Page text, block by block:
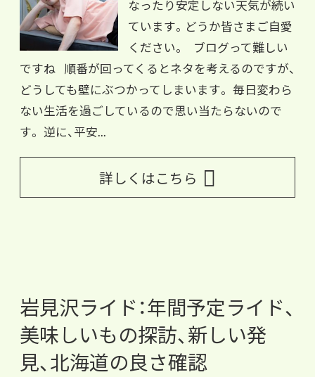
なったり安定しない天気が続い
ています。どうか皆さまご自愛
ください。 ブログって難しい
ですね 順番が回ってくるとネタを考えるのですが、
どうしても壁にぶつかってしまいます。 毎日変わら
ない生活を過ごしているので思い当たらないので
す。 逆に、平安...
詳しくはこちら
岩見沢ライド：年間予定ライド、
美味しいもの探訪、新しい発
見、北海道の良さ確認